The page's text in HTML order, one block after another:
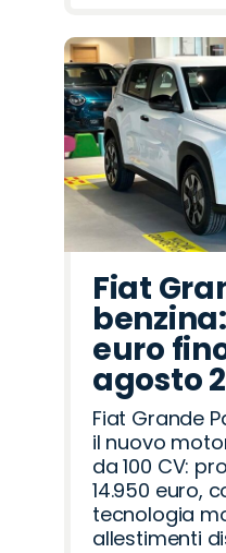
Fiat
euro
agosto
Fiat Grande
il nuovo
da 100 CV:
14.950 euro,
tecnologia
allestimenti